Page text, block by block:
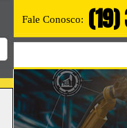
Fale Conosco: